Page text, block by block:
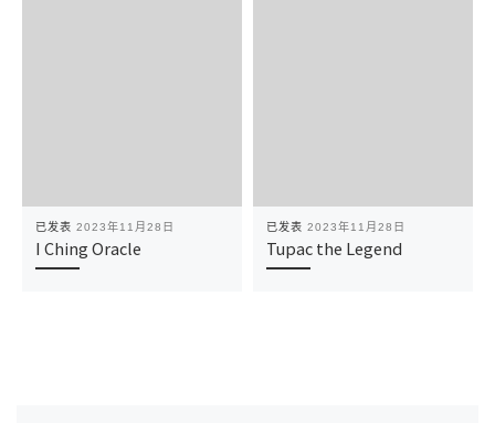
已发表 2023年11月28日
I Ching Oracle
已发表 2023年11月28日
Tupac the Legend